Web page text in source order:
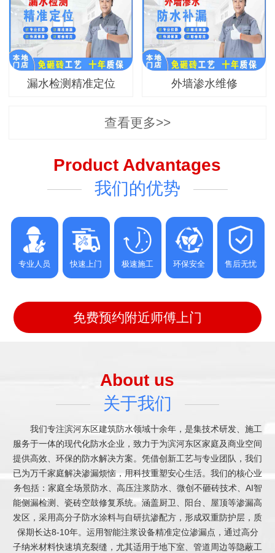
漏水检测精准定位 外墙渗水维修
查看更多>>
Product Advantages
我们的优势
专业人员 快速上门 极速施工 环保安全 售后无忧
免费预约附近师傅上门
About us
关于我们
我们专注滨河东区建筑防水领域十余年，是集技术研发、施工
服务于一体的现代化防水企业，致力于为滨河东区家庭及商业空间
提供高效、环保的防水解决方案。凭借创新工艺与专业团队，我们
已为万千家庭解决渗漏烦恼，用科技重塑安心生活。我们的核心业
务包括：家庭全场景防水、高压注浆防水、微创不砸砖技术、AI智
能侧漏检测、瓷砖空鼓修复系统。涵盖厨卫、阳台、屋顶等渗漏高
发区，采用高分子防水涂料与自研抗渗配方，形成双重防护层，质
保期长达8-10年。运用智能注浆设备精准定位渗漏点，通过高分
子纳米材料快速填充裂缝，尤其适用于地下室、管道周边等隐蔽工